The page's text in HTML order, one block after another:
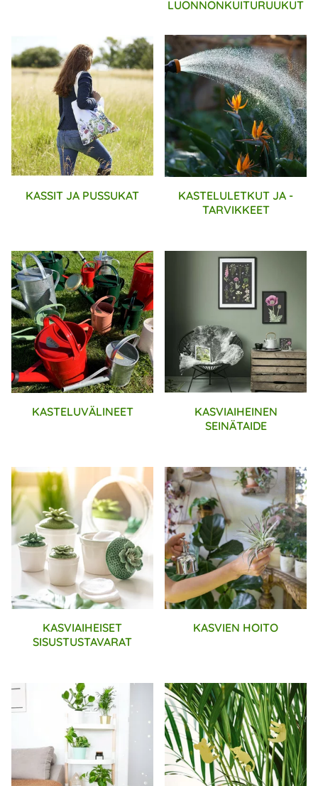
LUONNONKUITURUUKUT
KASSIT JA PUSSUKAT
KASTELULETKUT JA -
TARVIKKEET
KASTELUVÄLINEET
KASVIAIHEINEN
SEINÄTAIDE
KASVIAIHEISET
SISUSTUSTAVARAT
KASVIEN HOITO